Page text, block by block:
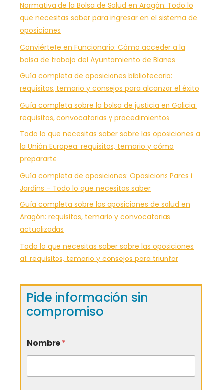
Normativa de la Bolsa de Salud en Aragón: Todo lo
que necesitas saber para ingresar en el sistema de
oposiciones
Conviértete en Funcionario: Cómo acceder a la
bolsa de trabajo del Ayuntamiento de Blanes
Guía completa de oposiciones bibliotecario:
requisitos, temario y consejos para alcanzar el éxito
Guía completa sobre la bolsa de justicia en Galicia:
requisitos, convocatorias y procedimientos
Todo lo que necesitas saber sobre las oposiciones a
la Unión Europea: requisitos, temario y cómo
prepararte
Guía completa de oposiciones: Oposicions Parcs i
Jardins – Todo lo que necesitas saber
Guía completa sobre las oposiciones de salud en
Aragón: requisitos, temario y convocatorias
actualizadas
Todo lo que necesitas saber sobre las oposiciones
a1: requisitos, temario y consejos para triunfar
Pide información sin
compromiso
Nombre*